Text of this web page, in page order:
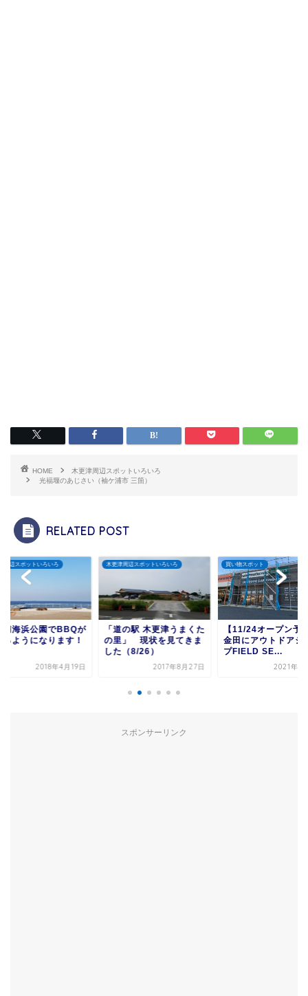
HOME
木更津周辺スポットいろいろ
光福堰のあじさい（袖ケ浦市 三箇）
RELATED POST
ろいろ
でBBQが
ります！
年4月19日
木更津周辺スポットいろいろ
「道の駅 木更津うまくた
の里」 現状を見てきま
した（8/26）
2017年8月27日
買い物スポット
【11/24オープン予定】
金田にアウトドアショッ
プFIELD SE...
2021年11月5日
スポンサーリンク